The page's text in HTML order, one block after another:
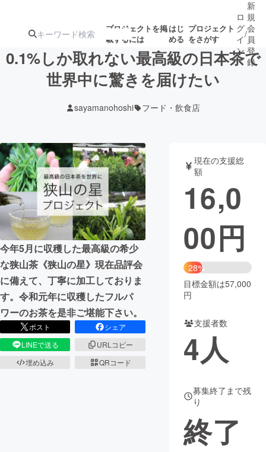
プロジェクトを掲
載するには
はじ
める
プロジェクト
をさがす
ターン
ジェクト
募集終了が近いプ
ロジェクト
アート・写真 音楽
テクノロジー・ガジェット ゲーム・
映像・映画 書籍・雑誌
ビジネス・起業 チャレンジ
まちづくり・地域活性化
CAMPFIRE for Social Good CAMPFIRE Creation
CAMPFIREふるさと納税
コミュニティ
ロ
グ
イ
ン
/
新
規
会
員
登
録
0.1%しか取れない最高級の日本茶で
世界中に驚きを届けたい
sayamanohoshi フード・飲食店
今年5月に収穫した最高級の希少
な狭山茶《狭山の星》現在品評会
に備えて、丁寧に加工しておりま
す。令和元年に収穫したフルパ
ワーのお茶を是非ご堪能下さい。
ポスト
シェア
LINEで送る
URLコピー
埋め込み
QRコード
現在の支援総
額
16,0
00円
28%
目標金額は57,000
円
支援者数
4人
募集終了まで残
り
終了